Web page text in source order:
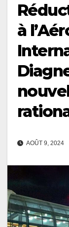
à
AOÛT 9, 2024